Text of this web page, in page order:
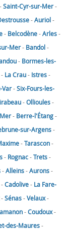
-Saint-Cyr-sur-Mer-
-Auriol-
- Belcodène-Arles-
Mer- Bandol-
- Bormes-les-
La Crau- Istres-
Var-Six-Fours-les-
-Ollioules-
- Berre-l'Étang-
sur-Argens-
-Tarascon-
- Rognac-Trets-
-Alleins-Aurons-
Cadolive- La Fare-
-Sénas-Velaux-
-Coudoux-
des-Maures-